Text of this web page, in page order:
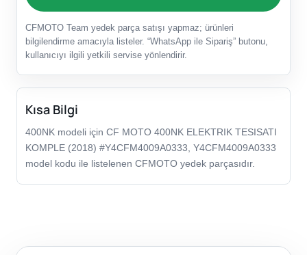
CFMOTO Team yedek parça satışı yapmaz; ürünleri
bilgilendirme amacıyla listeler. “WhatsApp ile Sipariş” butonu,
kullanıcıyı ilgili yetkili servise yönlendirir.
Kısa Bilgi
400NK modeli için CF MOTO 400NK ELEKTRIK TESISATI
KOMPLE (2018) #Y4CFM4009A0333, Y4CFM4009A0333
model kodu ile listelenen CFMOTO yedek parçasıdır.